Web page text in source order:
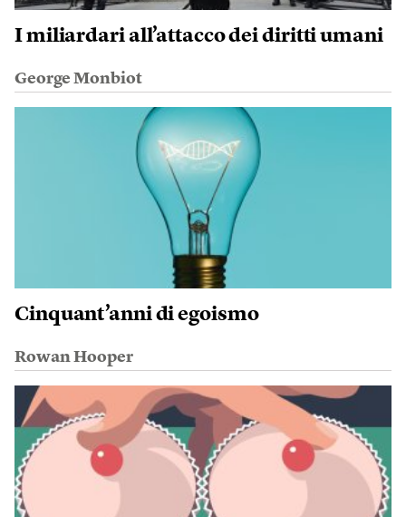
I miliardari all’attacco dei diritti umani
George Monbiot
Cinquant’anni di egoismo
Rowan Hooper